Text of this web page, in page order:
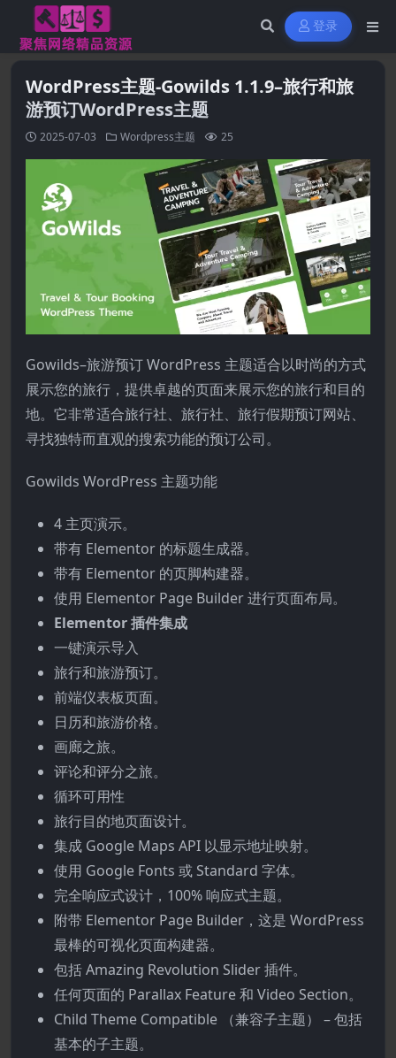
登录
WordPress主题-Gowilds 1.1.9–旅行和旅
游预订WordPress主题
2025-07-03 Wordpress主题 25
Gowilds–旅游预订 WordPress 主题适合以时尚的方式
展示您的旅行，提供卓越的页面来展示您的旅行和目的
地。它非常适合旅行社、旅行社、旅行假期预订网站、
寻找独特而直观的搜索功能的预订公司。
Gowilds WordPress 主题功能
4 主页演示。
带有 Elementor 的标题生成器。
带有 Elementor 的页脚构建器。
使用 Elementor Page Builder 进行页面布局。
Elementor 插件集成
一键演示导入
旅行和旅游预订。
前端仪表板页面。
日历和旅游价格。
画廊之旅。
评论和评分之旅。
循环可用性
旅行目的地页面设计。
集成 Google Maps API 以显示地址映射。
使用 Google Fonts 或 Standard 字体。
完全响应式设计，100% 响应式主题。
附带 Elementor Page Builder，这是 WordPress
最棒的可视化页面构建器。
包括 Amazing Revolution Slider 插件。
任何页面的 Parallax Feature 和 Video Section。
Child Theme Compatible （兼容子主题） – 包括
基本的子主题。